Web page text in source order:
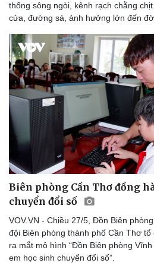
Sức khỏe
Dinh dưỡng - món ngon
Cây thuốc
Sản phụ khoa
Nhi khoa
Nam khoa
Làm đẹp - giảm cân
Phòng mạch online
Ăn sạch sống khỏe
thống sông ngòi, kênh rạch chằng
cửa, đường sá, ảnh hưởng lớn đến
Biên phòng Cần Thơ đồng
chuyển đổi số
VOV.VN - Chiều 27/5, Đồn Biên
đội Biên phòng thành phố Cần Thơ
ra mắt mô hình “Đồn Biên phòng
em học sinh chuyển đổi số”.